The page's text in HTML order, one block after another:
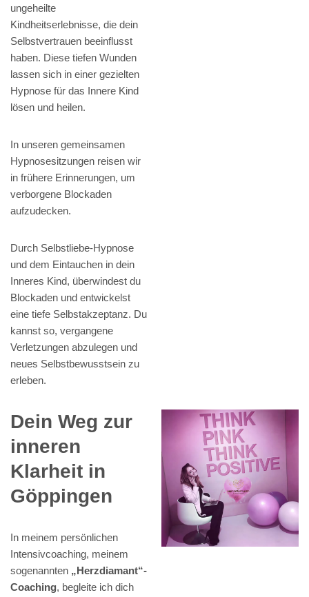
ungeheilte
Kindheitserlebnisse, die dein
Selbstvertrauen beeinflusst
haben. Diese tiefen Wunden
lassen sich in einer gezielten
Hypnose für das Innere Kind
lösen und heilen.
In unseren gemeinsamen
Hypnosesitzungen reisen wir
in frühere Erinnerungen, um
verborgene Blockaden
aufzudecken.
Durch Selbstliebe-Hypnose
und dem Eintauchen in dein
Inneres Kind, überwindest du
Blockaden und entwickelst
eine tiefe Selbstakzeptanz. Du
kannst so, vergangene
Verletzungen abzulegen und
neues Selbstbewusstsein zu
erleben.
Dein Weg zur
inneren
Klarheit in
Göppingen
In meinem persönlichen
Intensivcoaching, meinem
sogenannten „Herzdiamant“-
Coaching, begleite ich dich